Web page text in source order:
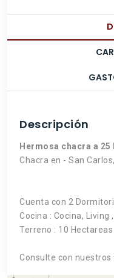
Descripción
Hermosa chacra a
Chacra en - San
Cuenta con 2
Cocina : Cocina, Living
Terreno : 10 Hectareas
Consulte con nuestros